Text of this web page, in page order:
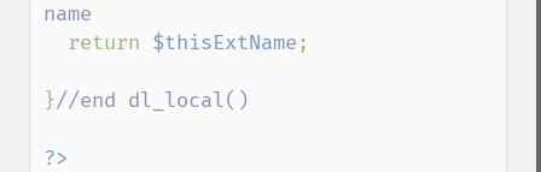
name
return $thisExtName;
}//end dl_local()
?>